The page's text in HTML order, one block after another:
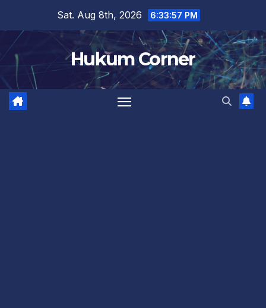
content
Sat. Aug 8th, 2026 6:33:57 PM
Hukum Corner